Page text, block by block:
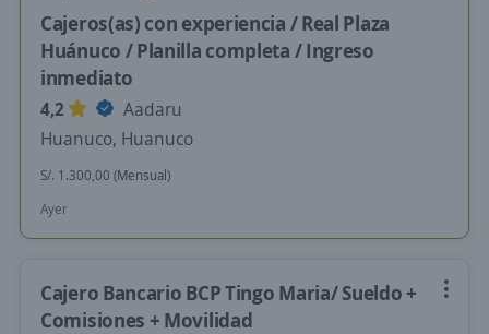
Cajeros(as) con experiencia / Real Plaza
Huánuco / Planilla completa / Ingreso
inmediato
4,2
Aadaru
Huanuco, Huanuco
S/. 1.300,00 (Mensual)
Ayer
Cajero Bancario BCP Tingo Maria/ Sueldo +
Comisiones + Movilidad